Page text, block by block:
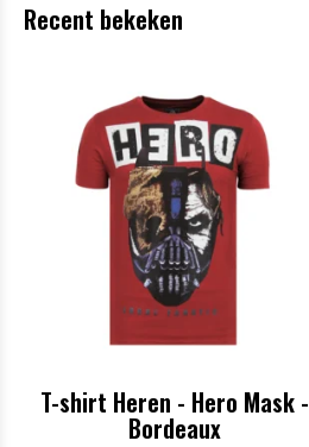
Recent bekeken
T-shirt Heren - Hero Mask -
Bordeaux